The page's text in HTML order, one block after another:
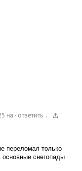
на · ответить .
переломал только
снегопады